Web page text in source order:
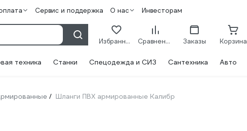
Сервис и поддержка О нас Инвесторам
Избранное Сравнение Заказы Корзина
техника Станки Спецодежда и СИЗ Сантехника Авто
/ Шланги ПВХ армированные Калибр